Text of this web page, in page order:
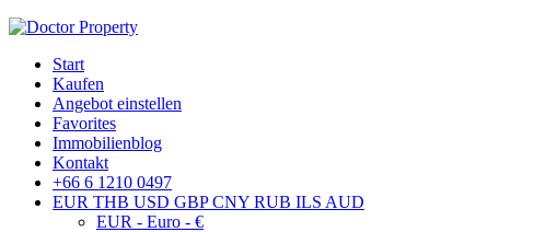
Start
Kaufen
Angebot einstellen
Favorites
Immobilienblog
Kontakt
+66 6 1210 0497
EUR THB USD GBP CNY RUB ILS AUD
EUR - Euro - €